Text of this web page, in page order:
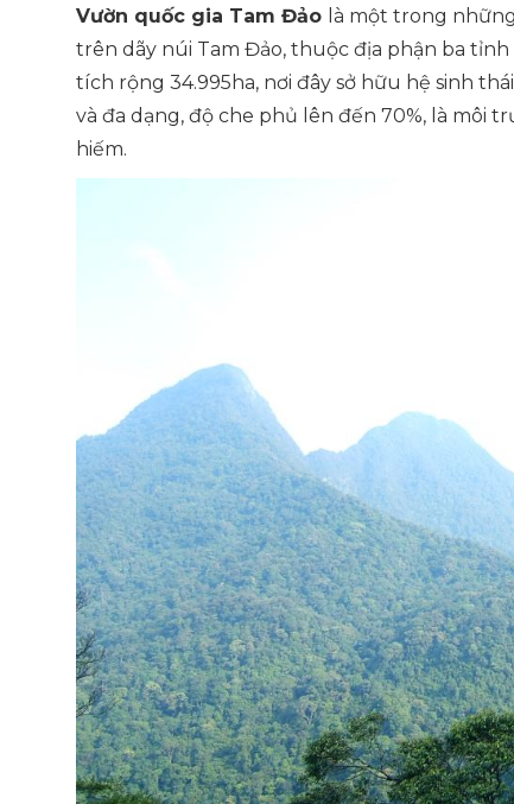
Vườn quốc gia Tam Đảo là một trong
trên dãy núi Tam Đảo, thuộc địa phận ba
tích rộng 34.995ha, nơi đây sở hữu hệ sinh
và đa dạng, độ che phủ lên đến 70%, là môi
hiếm.